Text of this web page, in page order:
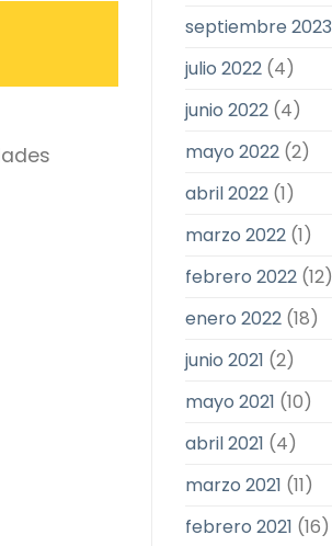
septiembre 2023
julio 2022(4)
junio 2022(4)
mayo 2022(2)
abril 2022(1)
marzo 2022(1)
febrero 2022(12)
enero 2022(18)
junio 2021 (2)
mayo 2021 (10)
abril 2021 (4)
marzo 2021 (11)
febrero 2021 (16)